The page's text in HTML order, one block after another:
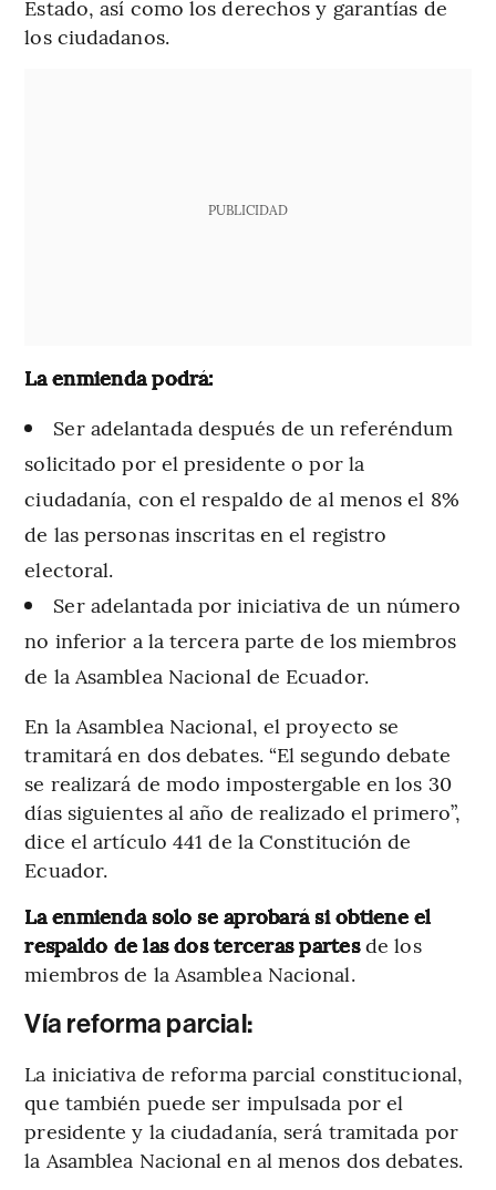
Estado, así como los derechos y garantías de
los ciudadanos.
PUBLICIDAD
La enmienda podrá:
Ser adelantada después de un referéndum
solicitado por el presidente o por la
ciudadanía, con el respaldo de al menos el 8%
de las personas inscritas en el registro
electoral.
Ser adelantada por iniciativa de un número
no inferior a la tercera parte de los miembros
de la Asamblea Nacional de Ecuador.
En la Asamblea Nacional, el proyecto se
tramitará en dos debates. “El segundo debate
se realizará de modo impostergable en los 30
días siguientes al año de realizado el primero”,
dice el artículo 441 de la Constitución de
Ecuador.
La enmienda solo se aprobará si obtiene el
respaldo de las dos terceras partesde los
miembros de la Asamblea Nacional.
Vía reforma parcial:
La iniciativa de reforma parcial constitucional,
que también puede ser impulsada por el
presidente y la ciudadanía, será tramitada por
la Asamblea Nacional en al menos dos debates.